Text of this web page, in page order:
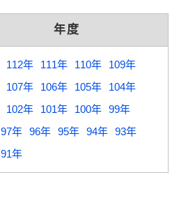
年度
112年 111年 110年
109年
107年 106年 105年
104年
102年 101年 100年 99年
97年 96年 95年 94年 93年
91年